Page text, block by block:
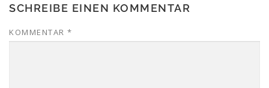
SCHREIBE EINEN KOMMENTAR
KOMMENTAR *